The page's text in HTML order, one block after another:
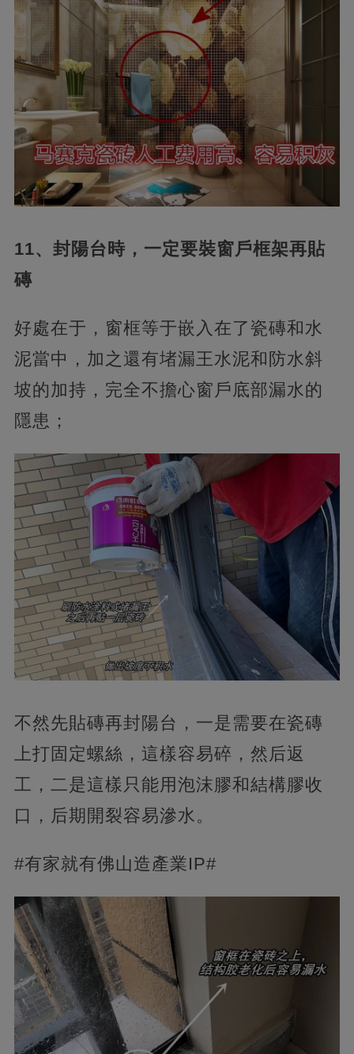
11、封陽台時，一定要裝窗戶框架再貼
磚
好處在于，窗框等于嵌入在了瓷磚和水
泥當中，加之還有堵漏王水泥和防水斜
坡的加持，完全不擔心窗戶底部漏水的
隱患；
不然先貼磚再封陽台，一是需要在瓷磚
上打固定螺絲，這樣容易碎，然后返
工，二是這樣只能用泡沫膠和結構膠收
口，后期開裂容易滲水。
#有家就有佛山造產業IP#